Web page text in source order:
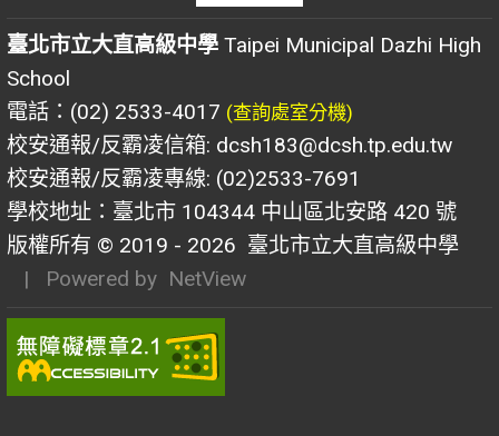
臺北市立大直高級中學 Taipei Municipal Dazhi High
School
電話：(02) 2533-4017 (查詢處室分機)
校安通報/反霸凌信箱: dcsh183@dcsh.tp.edu.tw
校安通報/反霸凌專線: (02)2533-7691
學校地址：臺北市 104344 中山區北安路 420 號
版權所有 © 2019 - 2026 臺北市立大直高級中學
| Powered by NetView